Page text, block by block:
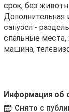
срок, без
Дополнительная
санузел -
спальные места,
машина,
Информация об
Снято с